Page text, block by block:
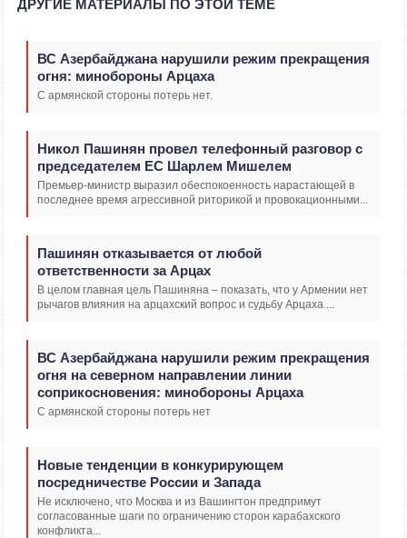
ДРУГИЕ МАТЕРИАЛЫ ПО ЭТОЙ ТЕМЕ
ВС Азербайджана нарушили режим прекращения
огня: минобороны Арцаха
С армянской стороны потерь нет.
Никол Пашинян провел телефонный разговор с
председателем ЕС Шарлем Мишелем
Премьер-министр выразил обеспокоенность нарастающей в
последнее время агрессивной риторикой и провокационными...
Пашинян отказывается от любой
ответственности за Арцах
В целом главная цель Пашиняна – показать, что у Армении нет
рычагов влияния на арцахский вопрос и судьбу Арцаха....
ВС Азербайджана нарушили режим прекращения
огня на северном направлении линии
соприкосновения: минобороны Арцаха
С армянской стороны потерь нет
Новые тенденции в конкурирующем
посредничестве России и Запада
Не исключено, что Москва и из Вашингтон предпримут
согласованные шаги по ограничению сторон карабахского
конфликта...